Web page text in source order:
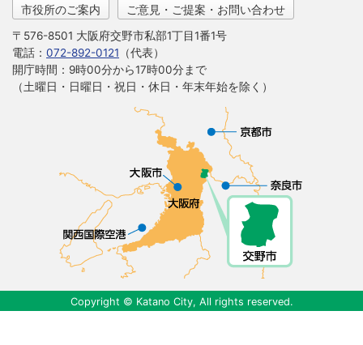
市役所のご案内 ご意見・ご提案・お問い合わせ
〒576-8501 大阪府交野市私部1丁目1番1号
電話： 072-892-0121 （代表）
開庁時間：9時00分から17時00分まで
（土曜日・日曜日・祝日・休日・年末年始を除く）
Copyright © Katano City, All rights reserved.